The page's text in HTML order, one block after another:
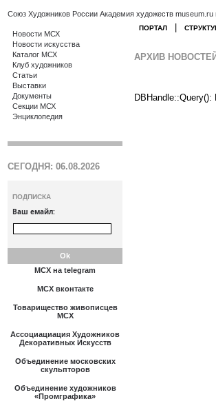
Союз Художников России Академия художеств museum.ru
Новости МСХ
Новости искусства
Каталог МСХ
Клуб художников
Статьи
Выставки
Документы
Секции МСХ
Энциклопедия
СЕГОДНЯ: 06.08.2026
ПОДПИСКА
Ваш емайл:
МСХ на telegram
МСХ вконтакте
Товарищество живописцев
МСХ
Ассоциациация Художников
Декоративных Искусств
Объединение московских
скульпторов
Объединение художников
«Промграфика»
ПОРТАЛ
АРХИВ